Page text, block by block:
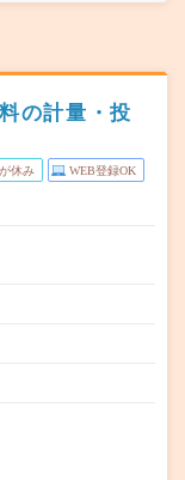
の計量・投
休み WEB登録OK